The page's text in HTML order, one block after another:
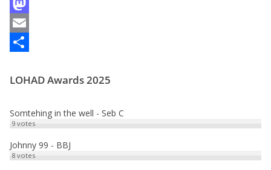
F
a
c
b
o
M
a
t
d
n
E
a
l
a
t
g
LOHAD Awards 2025
Somtehing in the well - Seb C
9votes
Johnny 99 - BBJ
8votes